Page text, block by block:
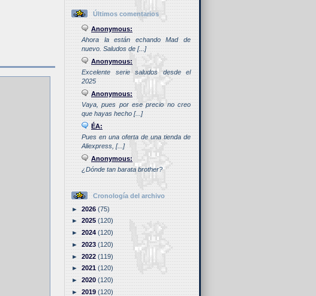
Últimos comentarios
Anonymous:
Ahora la están echando Mad de
nuevo. Saludos de [...]
Anonymous:
Excelente serie saludos desde el
2025
Anonymous:
Vaya, pues por ese precio no creo
que hayas hecho [...]
ÉA:
Pues en una oferta de una tienda de
Aliexpress, [...]
Anonymous:
¿Dónde tan barata brother?
Cronología del archivo
►2026(75)
►2025(120)
►2024(120)
►2023(120)
►2022(119)
►2021(120)
►2020(120)
►2019(120)